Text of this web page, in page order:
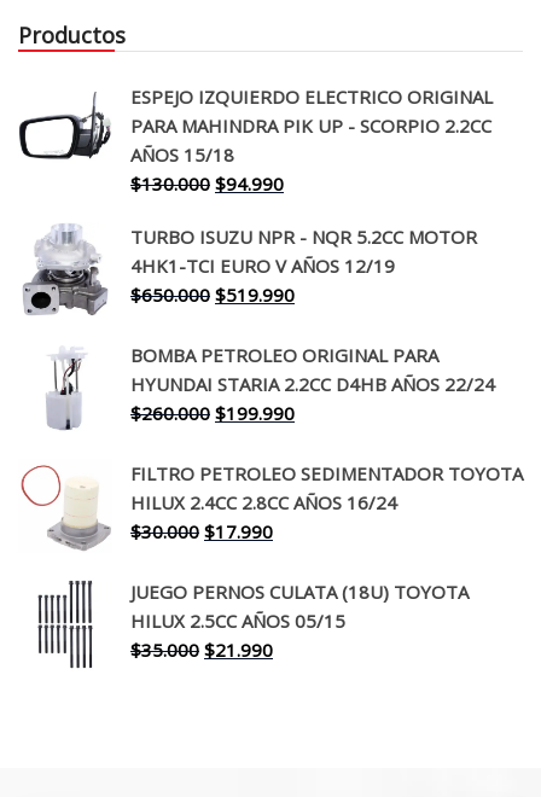
Productos
ESPEJO IZQUIERDO ELECTRICO ORIGINAL
PARA MAHINDRA PIK UP - SCORPIO 2.2CC
AÑOS 15/18
$130.000 El
original
era:
$130.000.
$94.990El
actual
es:
$94.990.
TURBO ISUZU NPR - NQR 5.2CC MOTOR
4HK1-TCI EURO V AÑOS 12/19
$650.000 El
original
era:
$650.000.
$519.990El
actual
es:
$519.990.
BOMBA PETROLEO ORIGINAL PARA
HYUNDAI STARIA 2.2CC D4HB AÑOS 22/24
$260.000 El
original
era:
$260.000.
$199.990El
actual
es:
FILTRO PETROLEO SEDIMENTADOR TOYOTA
HILUX 2.4CC 2.8CC AÑOS 16/24
$30.000 El
original
era:
$30.000.
$17.990El
actual
es:
$17.990.
JUEGO PERNOS CULATA (18U) TOYOTA
HILUX 2.5CC AÑOS 05/15
$35.000 El
$21.990El